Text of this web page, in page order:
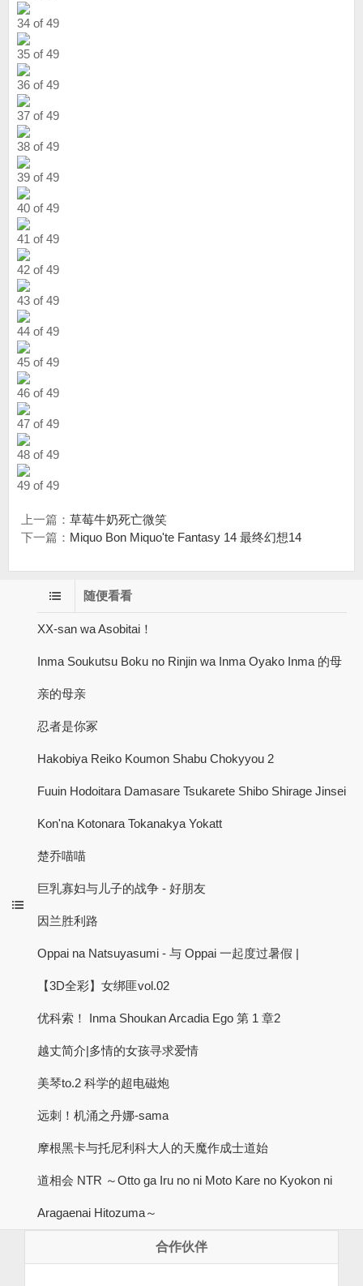
34 of 49
35 of 49
36 of 49
37 of 49
38 of 49
39 of 49
40 of 49
41 of 49
42 of 49
43 of 49
44 of 49
45 of 49
46 of 49
47 of 49
48 of 49
49 of 49
上一篇： 草莓牛奶死亡微笑
下一篇： Miquo Bon Miquo'te Fantasy 14 最终幻想14
随便看看
XX-san wa Asobitai！
Inma Soukutsu Boku no Rinjin wa Inma Oyako Inma 的母
亲的母亲
忍者是你冢
Hakobiya Reiko Koumon Shabu Chokyyou 2
Fuuin Hodoitara Damasare Tsukarete Shibo Shirage Jinsei
Kon'na Kotonara Tokanakya Yokatt
楚乔喵喵
巨乳寡妇与儿子的战争 - 好朋友
因兰胜利路
Oppai na Natsuyasumi - 与 Oppai 一起度过暑假 |
【3D全彩】女绑匪vol.02
优科索！ Inma Shoukan Arcadia Ego 第 1 章2
越丈简介|多情的女孩寻求爱情
美琴to.2 科学的超电磁炮
远刺！机涌之丹娜-sama
摩根黑卡与托尼利科大人的天魔作成士道始
道相会 NTR ～Otto ga Iru no ni Moto Kare no Kyokon ni
Aragaenai Hitozuma～
合作伙伴